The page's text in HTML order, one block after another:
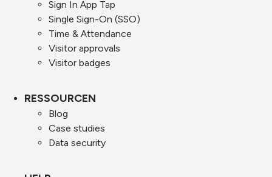
Sign In App Tap
Single Sign-On (SSO)
Time & Attendance
Visitor approvals
Visitor badges
RESSOURCEN
Blog
Case studies
Data security